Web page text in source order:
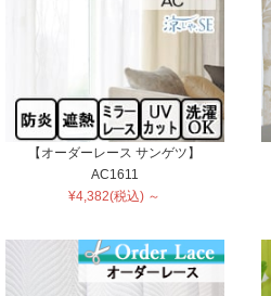
【オーダーレース サンゲツ】
AC1611
¥4,382(税込) ～